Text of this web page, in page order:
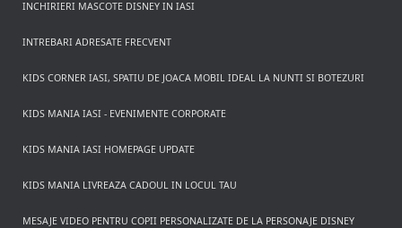
INCHIRIERI MASCOTE DISNEY IN IASI
INTREBARI ADRESATE FRECVENT
KIDS CORNER IASI, SPATIU DE JOACA MOBIL IDEAL LA NUNTI SI BOTEZURI
KIDS MANIA IASI - EVENIMENTE CORPORATE
KIDS MANIA IASI HOMEPAGE UPDATE
KIDS MANIA LIVREAZA CADOUL IN LOCUL TAU
MESAJE VIDEO PENTRU COPII PERSONALIZATE DE LA PERSONAJE DISNEY